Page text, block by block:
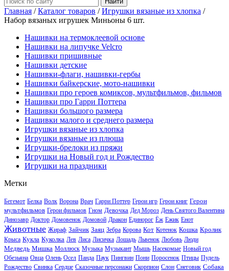
Главная /Каталог товаров /Игрушки вязаные из хлопка /
Набор вязаных игрушек Миньоны 6 шт.
Нашивки на термоклеевой основе
Нашивки на липучке Velcro
Нашивки пришивные
Нашивки детские
Нашивки-флаги, нашивки-гербы
Нашивки байкерские, мото-нашивки
Нашивки про героев комиксов, мультфильмов, фильмов
Нашивки про Гарри Поттера
Нашивки большого размера
Нашивки малого и среднего размера
Игрушки вязаные из хлопка
Игрушки вязаные из плюша
Игрушки-брелоки из пряжи
Игрушки на Новый год и Рождество
Игрушки на праздники
Метки
Бегемот Белка Волк Ворона Врач Гарри Поттер Герои игр Герои книг Герои
мультфильмов Герои фильмов Гном Девочка Дед Мороз День Святого Валентина
Динозавр Доктор Домовенок Домовой Дракон Единорог Ёж Ежик Енот
Животные Жираф Зайчик Заяц Зебра Корова Кот Котенок Кошка Кролик
Крыса Кукла Куколка Лев Лиса Лисичка Лошадь Львенок Любовь Люди
Медведь Мишка Моллюск Музыка Музыкант Мышь Насекомые Новый год
Обезьяна Овца Олень Осел Панда Паук Пингвин Пони Поросенок Птицы Пудель
Рождество Свинка Сердце Сказочные персонажи Скорпион Слон Снеговик Собака